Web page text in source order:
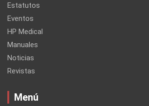
Estatutos
Eventos
HP Medical
Manuales
Noticias
Revistas
Menú